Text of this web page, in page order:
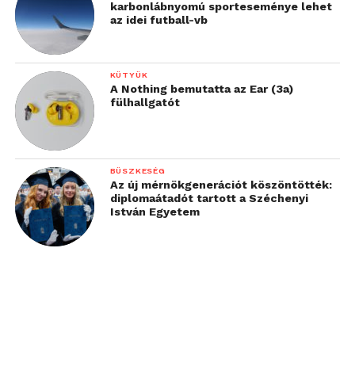
karbonlábnyomú sporteseménye lehet
az idei futball-vb
KÜTYÜK
A Nothing bemutatta az Ear (3a)
fülhallgatót
BÜSZKESÉG
Az új mérnökgenerációt köszöntötték:
diplomaátadót tartott a Széchenyi
István Egyetem